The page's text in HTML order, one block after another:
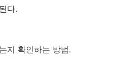
다.
지 확인하는 방법.